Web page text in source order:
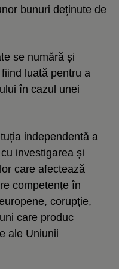
bunuri deținute de
se numără și
luată pentru a
în cazul unei
independentă a
investigarea și
care afectează
competențe în
corupție,
care produc
ale Uniunii